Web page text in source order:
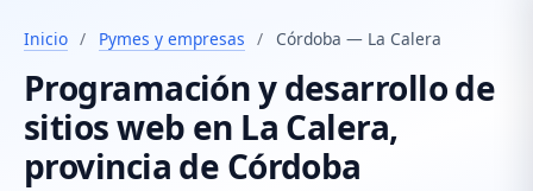
Inicio / Pymes y empresas / Córdoba — La Calera
Programación y desarrollo de
sitios web en La Calera,
provincia de Córdoba